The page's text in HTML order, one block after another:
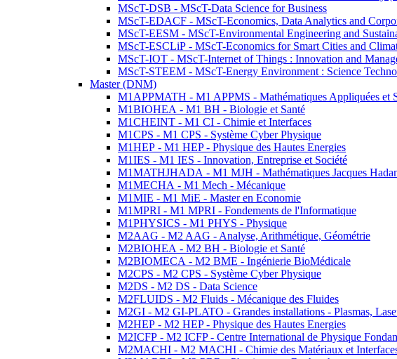
MScT-DSB - MScT-Data Science for Business
MScT-EDACF - MScT-Economics, Data Analytics and
MScT-EESM - MScT-Environmental Engineering and
MScT-ESCLiP - MScT-Economics for Smart Cities and
MScT-IOT - MScT-Internet of Things : Innovation and
MScT-STEEM - MScT-Energy Environment : Science
Master (DNM)
M1APPMATH - M1 APPMS - Mathématiques Appliquées et
M1BIOHEA - M1 BH - Biologie et Santé
M1CHEINT - M1 CI - Chimie et Interfaces
M1CPS - M1 CPS - Système Cyber Physique
M1HEP - M1 HEP - Physique des Hautes Energies
M1IES - M1 IES - Innovation, Entreprise et Société
M1MATHJHADA - M1 MJH - Mathématiques Jacques
M1MECHA - M1 Mech - Mécanique
M1MIE - M1 MiE - Master en Economie
M1MPRI - M1 MPRI - Fondements de l'Informatique
M1PHYSICS - M1 PHYS - Physique
M2AAG - M2 AAG - Analyse, Arithmétique, Géométrie
M2BIOHEA - M2 BH - Biologie et Santé
M2BIOMECA - M2 BME - Ingénierie BioMédicale
M2CPS - M2 CPS - Système Cyber Physique
M2DS - M2 DS - Data Science
M2FLUIDS - M2 Fluids - Mécanique des Fluides
M2GI - M2 GI-PLATO - Grandes installations - Plasmas,
M2HEP - M2 HEP - Physique des Hautes Energies
M2ICFP - M2 ICFP - Centre International de Physique
M2MACHI - M2 MACHI - Chimie des Matériaux et